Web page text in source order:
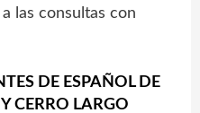
las consultas con
DE ESPAÑOL DE
CERRO LARGO